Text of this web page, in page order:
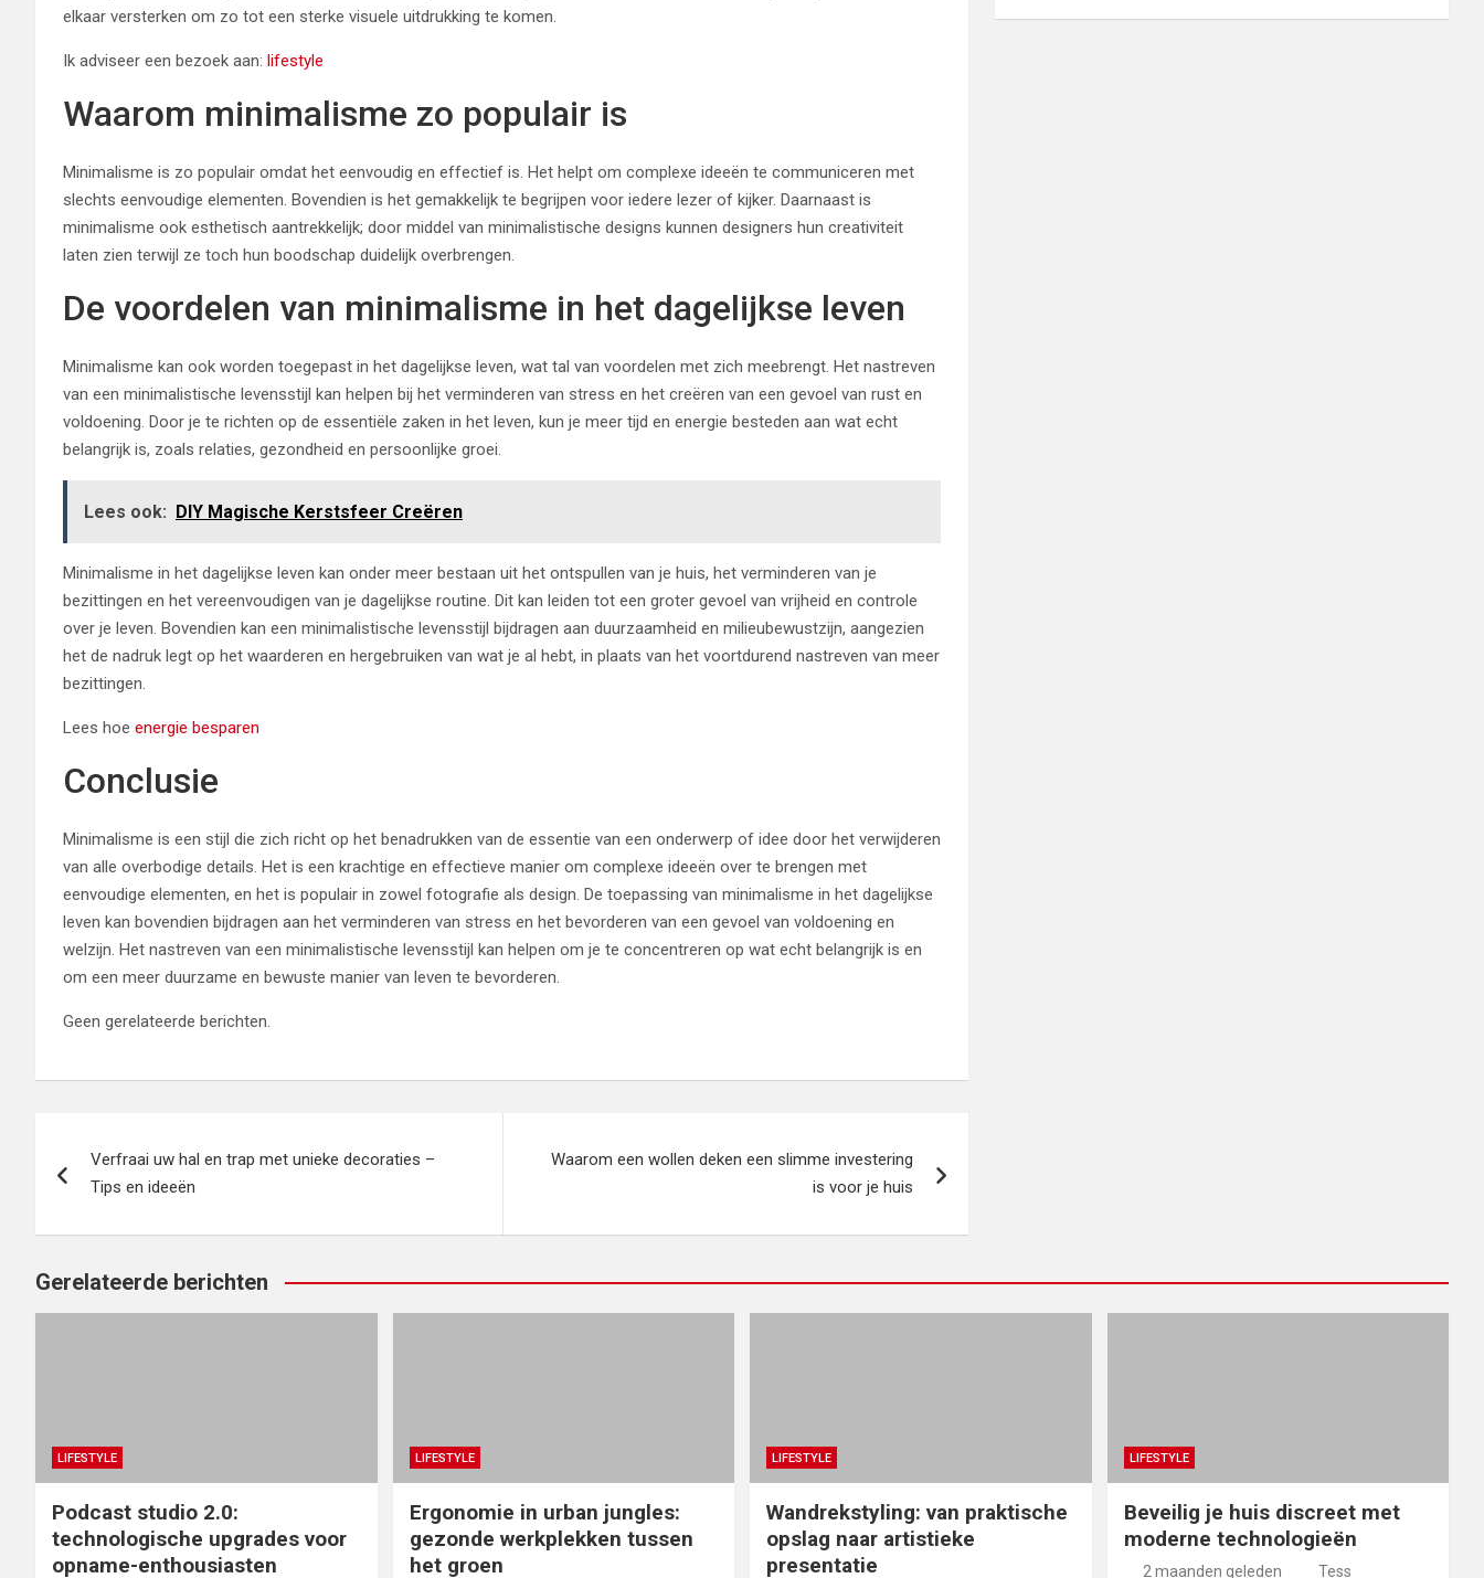
elkaar versterken om zo tot een sterke visuele uitdrukking te komen.
Ik adviseer een bezoek aan: lifestyle
Waarom minimalisme zo populair is
Minimalisme is zo populair omdat het eenvoudig en effectief is. Het helpt om complexe ideeën te communiceren met
slechts eenvoudige elementen. Bovendien is het gemakkelijk te begrijpen voor iedere lezer of kijker. Daarnaast is
minimalisme ook esthetisch aantrekkelijk; door middel van minimalistische designs kunnen designers hun creativiteit
laten zien terwijl ze toch hun boodschap duidelijk overbrengen.
De voordelen van minimalisme in het dagelijkse leven
Minimalisme kan ook worden toegepast in het dagelijkse leven, wat tal van voordelen met zich meebrengt. Het nastreven
van een minimalistische levensstijl kan helpen bij het verminderen van stress en het creëren van een gevoel van rust en
voldoening. Door je te richten op de essentiële zaken in het leven, kun je meer tijd en energie besteden aan wat echt
belangrijk is, zoals relaties, gezondheid en persoonlijke groei.
Lees ook: DIY Magische Kerstsfeer Creëren
Minimalisme in het dagelijkse leven kan onder meer bestaan uit het ontspullen van je huis, het verminderen van je
bezittingen en het vereenvoudigen van je dagelijkse routine. Dit kan leiden tot een groter gevoel van vrijheid en controle
over je leven. Bovendien kan een minimalistische levensstijl bijdragen aan duurzaamheid en milieubewustzijn, aangezien
het de nadruk legt op het waarderen en hergebruiken van wat je al hebt, in plaats van het voortdurend nastreven van meer
bezittingen.
Lees hoe energie besparen
Conclusie
Minimalisme is een stijl die zich richt op het benadrukken van de essentie van een onderwerp of idee door het verwijderen
van alle overbodige details. Het is een krachtige en effectieve manier om complexe ideeën over te brengen met
eenvoudige elementen, en het is populair in zowel fotografie als design. De toepassing van minimalisme in het dagelijkse
leven kan bovendien bijdragen aan het verminderen van stress en het bevorderen van een gevoel van voldoening en
welzijn. Het nastreven van een minimalistische levensstijl kan helpen om je te concentreren op wat echt belangrijk is en
om een meer duurzame en bewuste manier van leven te bevorderen.
Geen gerelateerde berichten.
navigatie
Verfraai uw hal en trap met unieke decoraties –
Tips en ideeën
Waarom een wollen deken een slimme investering
is voor je huis
Gerelateerde berichten
LIFESTYLE
Podcast studio 2.0:
technologische upgrades voor
opname-enthousiasten
LIFESTYLE
Ergonomie in urban jungles:
gezonde werkplekken tussen
het groen
LIFESTYLE
Wandrekstyling: van praktische
opslag naar artistieke
presentatie
LIFESTYLE
Beveilig je huis discreet met
moderne technologieën
2 maanden geleden Tess